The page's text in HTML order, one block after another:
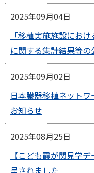
2025年09月04日
「移植実施施設にお
に関する集計結果等
2025年09月02日
日本臓器移植ネット
お知らせ
2025年08月25日
【こども霞が関見学
呈されました